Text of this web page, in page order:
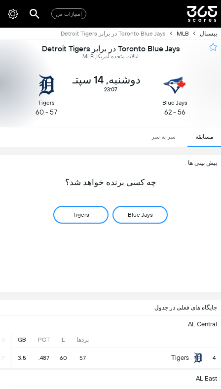
امتیازات من
بیسبال MLB Toronto Blue Jays در برابر Detroit Tigers
Toronto Blue Jays در برابر Detroit Tigers
ایالات متحده آمریکا, MLB
Blue Jays
56 - 62
دوشنبه, 14 سپتـ
23:07
Tigers
57 - 60
مسابقه سر به سر
پیش بینی ها
چه کسی برنده خواهد شد؟
Blue Jays
Tigers
جایگاه های فعلی در جدول
AL Central
بردها L
PCT
GB
4
Tigers
57
60
.487
3.5
AL East